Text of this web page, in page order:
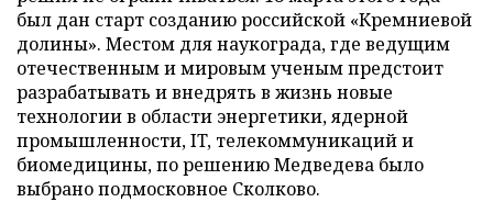
был дан старт созданию российской «Кремниевой
долины». Местом для наукограда, где ведущим
отечественным и мировым ученым предстоит
разрабатывать и внедрять в жизнь новые
технологии в области энергетики, ядерной
промышленности, IT, телекоммуникаций и
биомедицины, по решению Медведева было
выбрано подмосковное Сколково.